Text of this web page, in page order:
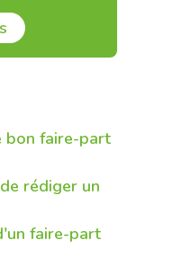
bon faire-part
rédiger un
faire-part